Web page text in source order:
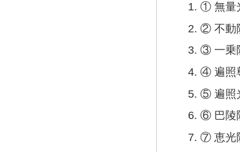
① 無量
② 不動
③ 一乗
④ 遍照
⑤ 遍照
⑥ 巴陵
⑦ 恵光